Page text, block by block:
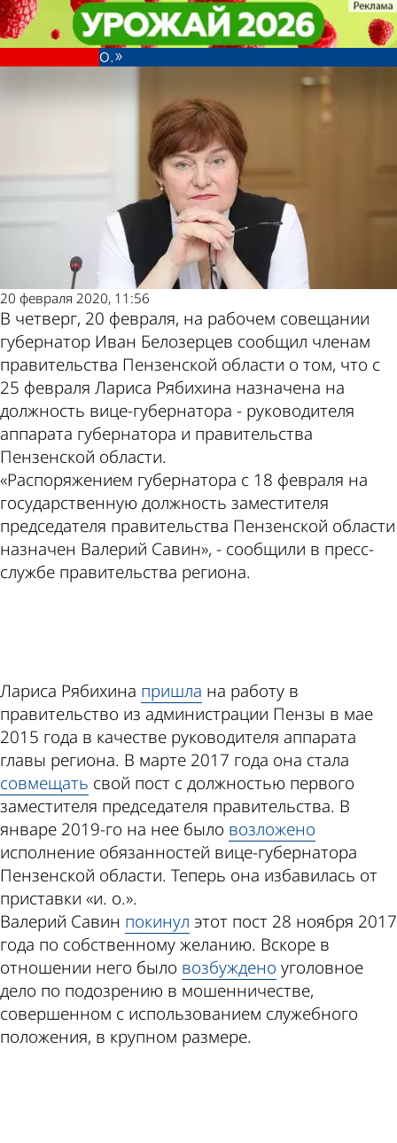
Лариса Рябихина стала вице-
губернатором без приставки «и.
о.»
Политика
20 февраля 2020, 11:56
В четверг, 20 февраля, на рабочем совещании
губернатор Иван Белозерцев сообщил членам
правительства Пензенской области о том, что с
25 февраля Лариса Рябихина назначена на
должность вице-губернатора - руководителя
аппарата губернатора и правительства
Пензенской области.
«Распоряжением губернатора с 18 февраля на
государственную должность заместителя
председателя правительства Пензенской области
назначен Валерий Савин», - сообщили в пресс-
службе правительства региона.
Лариса Рябихина пришла на работу в
правительство из администрации Пензы в мае
2015 года в качестве руководителя аппарата
главы региона. В марте 2017 года она стала
совмещать свой пост с должностью первого
заместителя председателя правительства. В
январе 2019-го на нее было возложено
исполнение обязанностей вице-губернатора
Пензенской области. Теперь она избавилась от
приставки «и. о.».
Валерий Савин покинул этот пост 28 ноября 2017
года по собственному желанию. Вскоре в
отношении него было возбуждено уголовное
дело по подозрению в мошенничестве,
совершенном с использованием служебного
положения, в крупном размере.
Лариса Рябихина стала вице-
губернатором без приставки «и.
о.»
Политика
Другие новости
по теме
Погода и курсы
валют в Пензе